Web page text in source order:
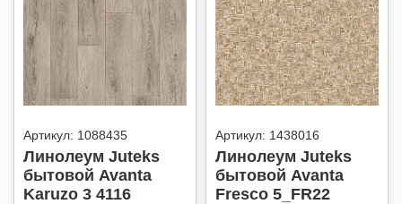
Артикул: 1088435
Линолеум Juteks
бытовой Avanta
Karuzo 3 4116
Артикул: 1438016
Линолеум Juteks
бытовой Avanta
Fresco 5_FR22